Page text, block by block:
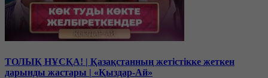
ТОЛЫҚ НҰСҚА! | Қазақстанның жетістікке жеткен
дарынды жастары | «Қыздар-Ай»